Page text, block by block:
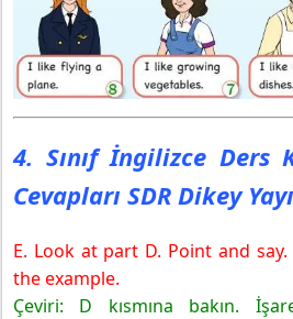
4. Sınıf İngilizce Ders
Cevapları SDR Dikey
E. Look at part D. Point and
the example.
Çeviri: D kısmına bakın.